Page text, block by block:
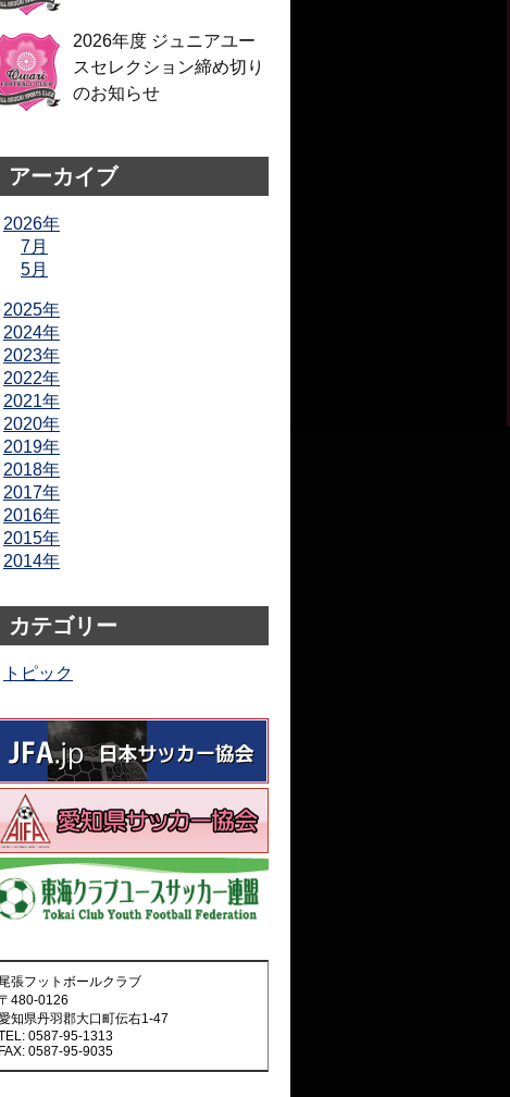
2026年度 ジュニアユー
スセレクション締め切り
のお知らせ
アーカイブ
2026年
7月
5月
2025年
2024年
2023年
2022年
2021年
2020年
2019年
2018年
2017年
2016年
2015年
2014年
カテゴリー
トピック
尾張フットボールクラブ
480-0126
知県丹羽郡大口町伝右1-47
0587-95-1313
FAX: 0587-95-9035